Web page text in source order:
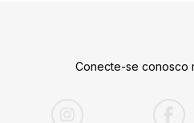
Conecte-se conosco